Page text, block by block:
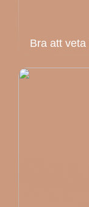
Bra att